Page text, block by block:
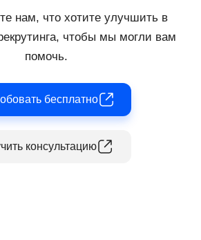
нам, что хотите улучшить в
чтобы мы могли вам
помочь.
бесплатно
консультацию